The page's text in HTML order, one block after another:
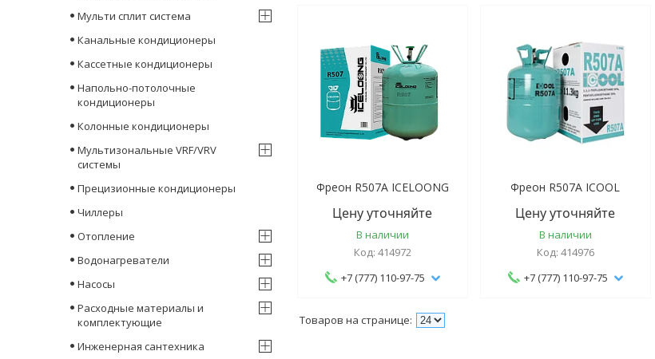
Фреон R507А ICELOONG
Цену уточняйте
В наличии
414972
+7 (777) 110-97-75
Фреон R507A ICOOL
Цену уточняйте
В наличии
414976
+7 (777) 110-97-75
Мульти сплит система
Канальные кондиционеры
Кассетные кондиционеры
Напольно-потолочные
кондиционеры
Колонные кондиционеры
Мультизональные VRF/VRV
системы
Прецизионные кондиционеры
Чиллеры
Отопление
Водонагреватели
Насосы
Расходные материалы и
комплектующие
Инженерная сантехника